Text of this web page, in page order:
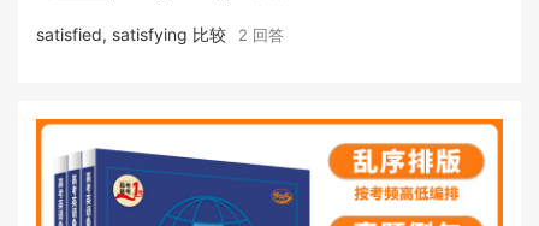
satisfied, satisfying 比较 2 回答